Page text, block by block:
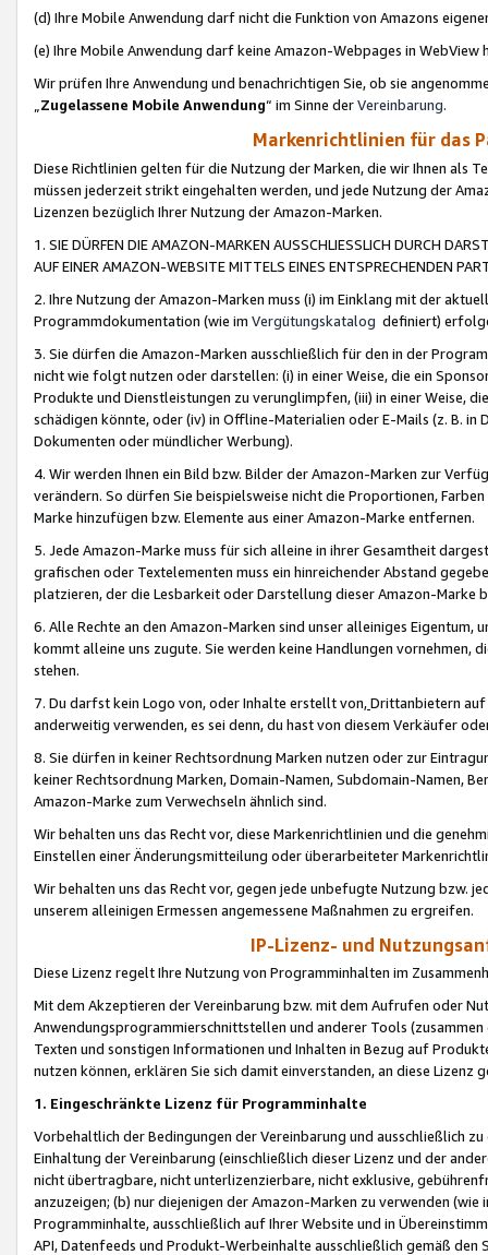
(d) Ihre Mobile Anwendung darf nicht die Funktion von Amazons
(e) Ihre Mobile Anwendung darf keine Amazon-Webpages in WebView
Wir prüfen Ihre Anwendung und benachrichtigen Sie, ob sie
„Zugelassene Mobile Anwendung“ im Sinne derVereinbarung.
Markenrichtlinien für das
Diese Richtlinien gelten für die Nutzung der Marken, die wir Ihnen als
müssen jederzeit strikt eingehalten werden, und jede Nutzung der
Lizenzen bezüglich Ihrer Nutzung der Amazon-Marken.
1. SIE DÜRFEN DIE AMAZON-MARKEN AUSSCHLIESSLICH DURCH
AUF EINER AMAZON-WEBSITE MITTELS EINES ENTSPRECHENDEN
2. Ihre Nutzung der Amazon-Marken muss (i) im Einklang mit der
Programmdokumentation (wie im Vergütungskatalog definiert)
3. Sie dürfen die Amazon-Marken ausschließlich für den in der
nicht wie folgt nutzen oder darstellen: (i) in einer Weise, die ein
Produkte und Dienstleistungen zu verunglimpfen, (iii) in einer Weise,
schädigen könnte, oder (iv) in Offline-Materialien oder E-Mails (z. B. in
Dokumenten oder mündlicher Werbung).
4. Wir werden Ihnen ein Bild bzw. Bilder der Amazon-Marken zur
verändern. So dürfen Sie beispielsweise nicht die Proportionen,
Marke hinzufügen bzw. Elemente aus einer Amazon-Marke entfernen.
5. Jede Amazon-Marke muss für sich alleine in ihrer Gesamtheit
grafischen oder Textelementen muss ein hinreichender Abstand
platzieren, der die Lesbarkeit oder Darstellung dieser Amazon-Marke
6. Alle Rechte an den Amazon-Marken sind unser alleiniges
kommt alleine uns zugute. Sie werden keine Handlungen vornehmen,
stehen.
7. Du darfst kein Logo von, oder Inhalte erstellt von,Drittanbietern auf
anderweitig verwenden, es sei denn, du hast von diesem Verkäufer
8. Sie dürfen in keiner Rechtsordnung Marken nutzen oder zur
keiner Rechtsordnung Marken, Domain-Namen, Subdomain-Namen,
Amazon-Marke zum Verwechseln ähnlich sind.
Wir behalten uns das Recht vor, diese Markenrichtlinien und die
Einstellen einer Änderungsmitteilung oder überarbeiteter
Wir behalten uns das Recht vor, gegen jede unbefugte Nutzung bzw.
unserem alleinigen Ermessen angemessene Maßnahmen zu ergreifen.
IP-Lizenz- und
Diese Lizenz regelt Ihre Nutzung von Programminhalten im
Mit dem Akzeptieren der Vereinbarung bzw. mit dem Aufrufen oder
Anwendungsprogrammierschnittstellen und anderer Tools (zusammen
Texten und sonstigen Informationen und Inhalten in Bezug auf
nutzen können, erklären Sie sich damit einverstanden, an diese Lizenz
1. Eingeschränkte Lizenz für Programminhalte
Vorbehaltlich der Bedingungen der Vereinbarung und ausschließlich
Einhaltung der Vereinbarung (einschließlich dieser Lizenz und der
nicht übertragbare, nicht unterlizenzierbare, nicht exklusive,
anzuzeigen; (b) nur diejenigen der Amazon-Marken zu verwenden
Programminhalte, ausschließlich auf Ihrer Website und in
API, Datenfeeds und Produkt-Werbeinhalte ausschließlich gemäß